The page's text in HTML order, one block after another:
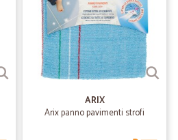
ARIX
Arix panno pavimenti strofi